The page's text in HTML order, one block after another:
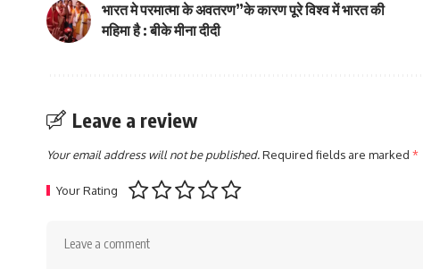
भारत मे परमात्मा के अवतरण”के कारण पूरे विश्व में भारत की
महिमा है : बीके मीना दीदी
Leave a review
Your email address will not be published.Required fields are marked *
Your Rating